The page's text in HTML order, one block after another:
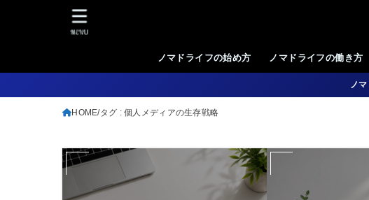
ノマドライフの始め方 ノマドライフの働き方
MENU
ノ
HOME タグ : 個人メディアの生存戦略